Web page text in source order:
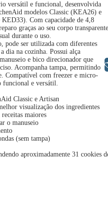
versátil e funcional, desenvolvida
modelos Classic (KEA26) e
Com capacidade de 4,8
graças ao seu corpo
durante o uso.
pode ser utilizada com diferentes
dia na cozinha. Possui alça
e bico direcionador que
Acompanha tampa, permitindo
Compatível com freezer e micro-
funcional e versátil.
Classic e Artisan
visualização dos ingredientes
maiores
o manuseio
(sem tampa)
aproximadamente 31 cookies
Libras